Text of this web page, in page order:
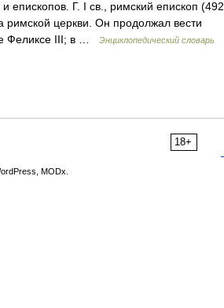
Г. I св., римский епископ (492
римской церкви. Он продолжал вести
Феликсе III; в …
Энциклопедический словарь
18+
MODx.